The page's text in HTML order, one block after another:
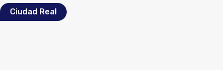
Ciudad Real